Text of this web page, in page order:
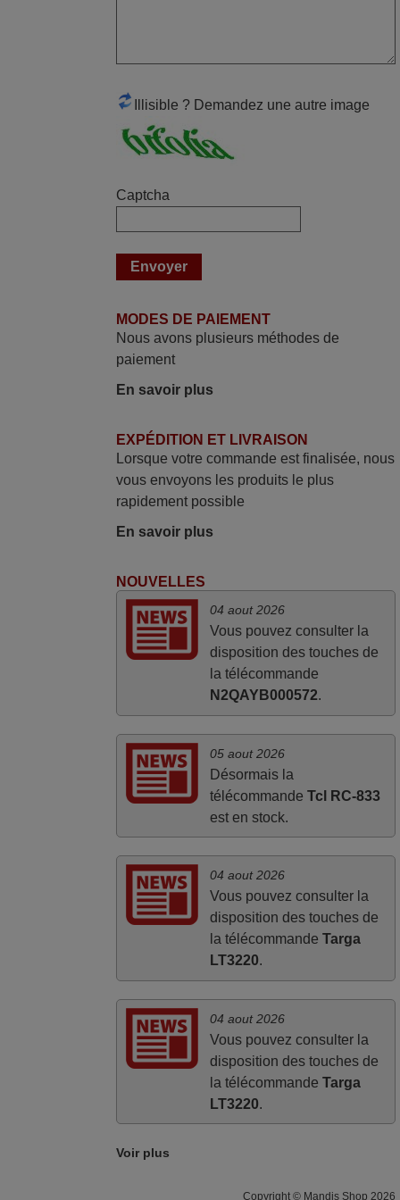
FRANCE
Super Service
Je suis très content de cet achat. Cette
télécommande est d'une efficacité
étonnante. Alors que la télécommande
d'origine ne fonctionnait plus
(probablement le LED à changer), et que
donner une seconde vie à mes deux
Panasonic haut de gamme des années
90
Alain,
Illisible ? Demandez une autre image
Captcha
MODES DE PAIEMENT
Nous avons plusieurs méthodes de
paiement
En savoir plus
EXPÉDITION ET LIVRAISON
Lorsque votre commande est finalisée, nous
vous envoyons les produits le plus
rapidement possible
En savoir plus
NOUVELLES
04 aout 2026
Vous pouvez consulter la
disposition des touches de
la télécommande
N2QAYB000572.
05 aout 2026
Désormais la
télécommande Tcl RC-833
est en stock.
04 aout 2026
Vous pouvez consulter la
disposition des touches de
la télécommande Targa
LT3220.
04 aout 2026
Vous pouvez consulter la
disposition des touches de
la télécommande Targa
LT3220.
Voir plus
Copyright © Mandis Shop 2026